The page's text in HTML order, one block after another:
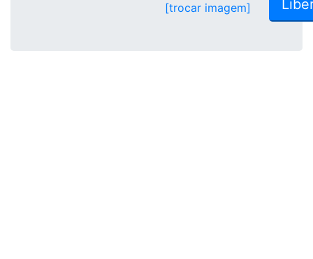
[trocar imagem]